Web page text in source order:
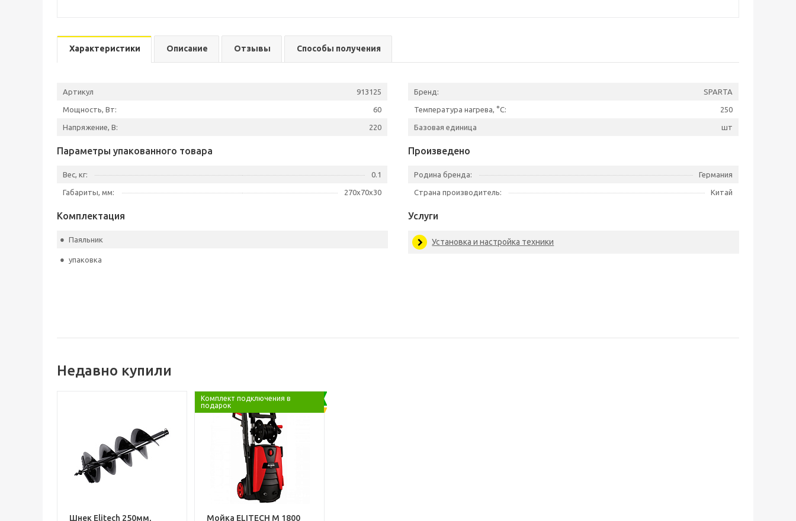
Характеристики Описание Отзывы Способы получения
Артикул 913125
Мощность, Вт: 60
Напряжение, В: 220
Бренд: SPARTA
Температура нагрева, °C: 250
Базовая единица шт
Параметры упакованного товара
Вес, кг: 0.1
Габариты, мм: 270x70x30
Произведено
Родина бренда: Германия
Страна производитель: Китай
Комплектация
Паяльник
упаковка
Услуги
Установка и настройка техники
Недавно купили
Шнек Elitech 250мм,
Комплект подключения в
подарок
Мойка ELITECH М 1800